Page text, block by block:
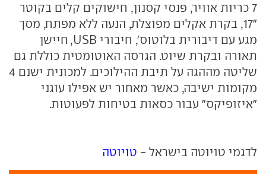
7 כריות אוויר, פנסי קסנון, חישוקים קלים בקוטר
"17, בקרת אקלים מפוצלת, הנעה ללא מפתח, מסך
מגע עם דיבורית בלוטוס', חיבורי USB, חיישן
תאורה ובקרת שיוט. הגרסה האוטומטית כוללת גם
שליטה מההגה על תיבת ההילוכים. למכונית ישנם 4
מקומות ישיבה, כאשר מאחור יש אפילו עוגני
"איזופיקס" עבור כסאות בטיחות לפעוטות.
לדגמי טויוטה בישראל - טויוטה